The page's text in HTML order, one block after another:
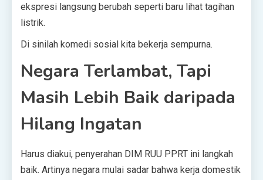
ekspresi langsung berubah seperti baru lihat tagihan
listrik.
Di sinilah komedi sosial kita bekerja sempurna.
Negara Terlambat, Tapi
Masih Lebih Baik daripada
Hilang Ingatan
Harus diakui, penyerahan DIM RUU PPRT ini langkah
baik. Artinya negara mulai sadar bahwa kerja domestik